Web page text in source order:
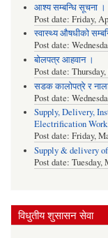
आश्य सम्बन्धि सूचना ।
Post date: Friday,
स्वास्थ्य औषधीको
Post date:
बोलपत्र आहवान ।
Post date:
सडक कालोपत्रे र नाला
Post date:
Supply, Delivery,
Electrification
Post date: Friday,
Supply & delivery
Post date: Tuesday,
विधुतीय शुसासन सेवा